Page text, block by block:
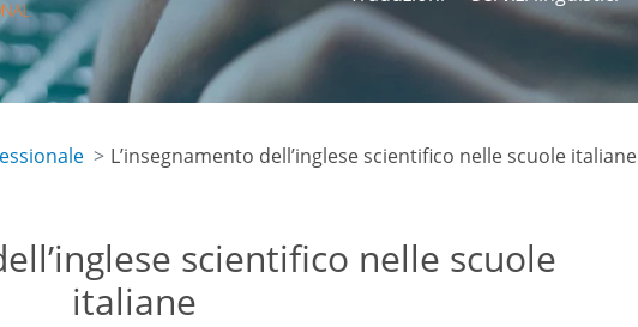
L’insegnamento dell’inglese scientifico nelle scuole italiane
scientifico nelle scuole
italiane